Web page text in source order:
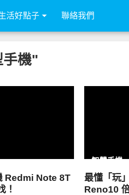
活好點子 聯絡我們
手機"
Redmi Note 8T
！
智慧手機
最懂「玩
Reno10